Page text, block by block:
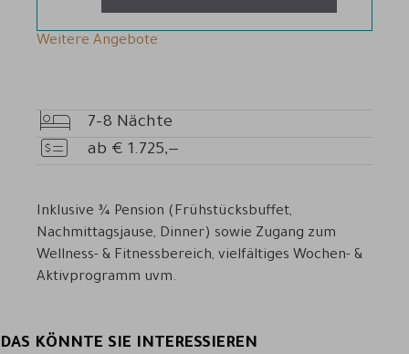
Weitere Angebote
Übernachtungen
7-8 Nächte
Preis
ab € 1.725,—
Inklusive ¾ Pension (Frühstücksbuffet,
Nachmittagsjause, Dinner) sowie Zugang zum
Wellness- & Fitnessbereich, vielfältiges Wochen- &
Aktivprogramm uvm.
DAS KÖNNTE SIE INTERESSIEREN